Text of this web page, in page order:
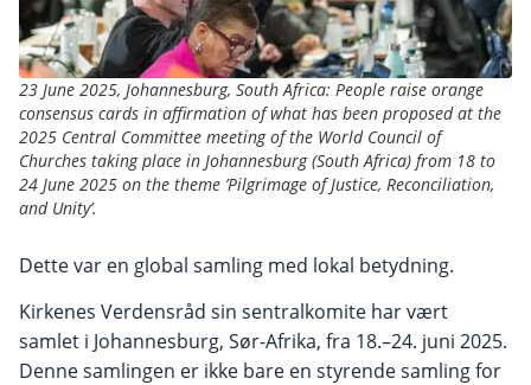
23 June 2025, Johannesburg, South Africa: People raise orange
consensus cards in affirmation of what has been proposed at the
2025 Central Committee meeting of the World Council of
Churches taking place in Johannesburg (South Africa) from 18 to
24 June 2025 on the theme ’Pilgrimage of Justice, Reconciliation,
and Unity’.
Dette var en global samling med lokal betydning.
Kirkenes Verdensråd sin sentralkomite har vært
samlet i Johannesburg, Sør-Afrika, fra 18.–24. juni 2025.
Denne samlingen er ikke bare en styrende samling for